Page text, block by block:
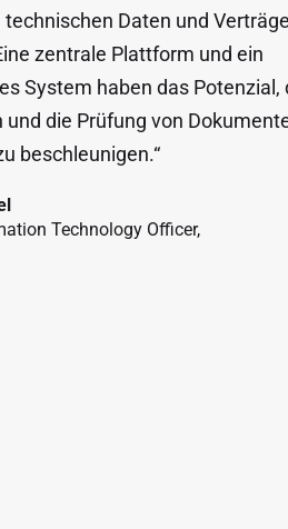
technischen Daten und
zentrale Plattform und ein
System haben das Potenzial,
und die Prüfung von
beschleunigen.“
Technology Officer,